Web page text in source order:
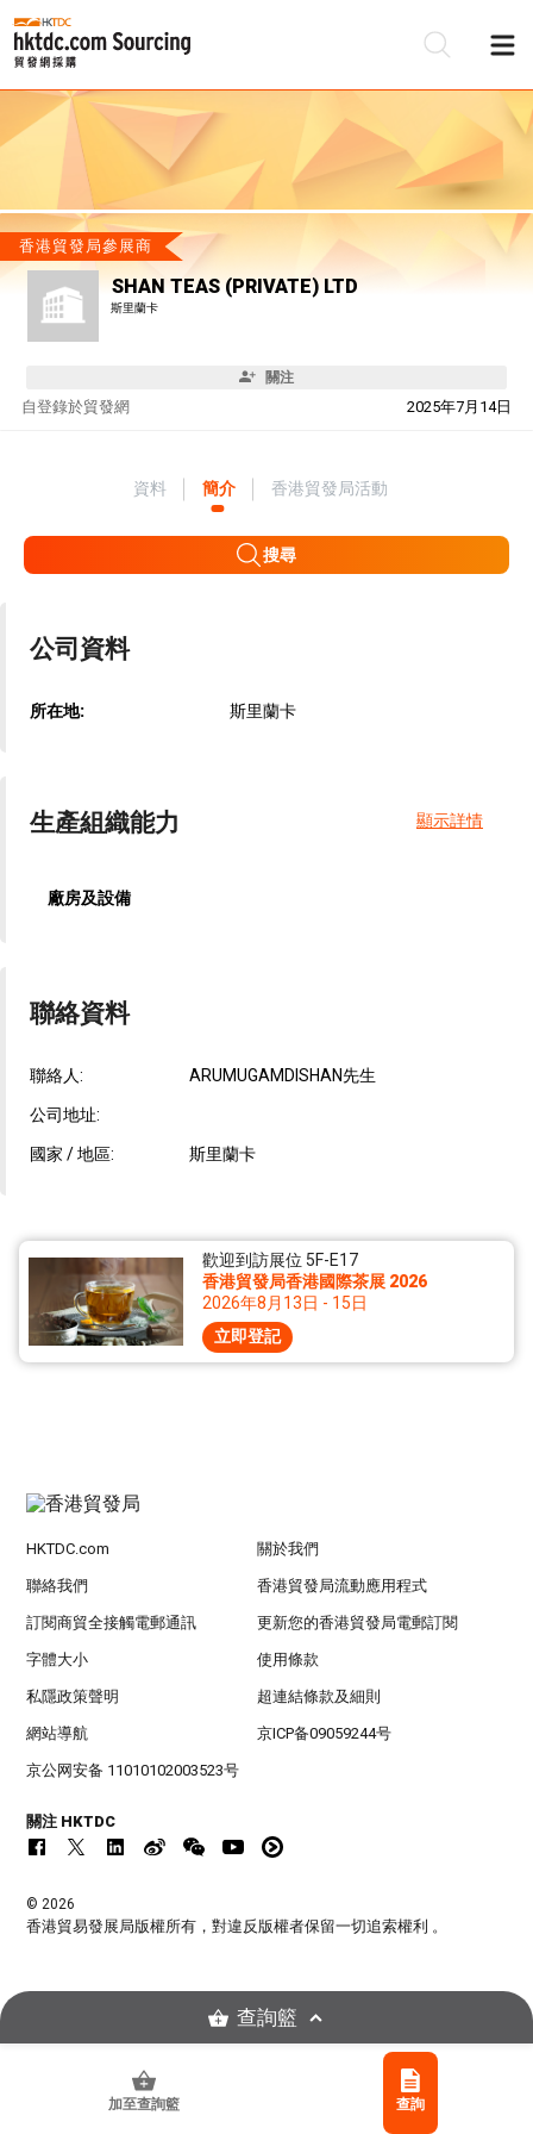
香港貿發局參展商
SHAN TEAS (PRIVATE) LTD
斯里蘭卡
關注
自 2025年7月14日
登錄於貿發網
資料 簡介 香港貿發局活動
搜尋
公司資料
所在地: 斯里蘭卡
生產組織能力 顯示詳情
廠房及設備
聯絡資料
聯絡人: ARUMUGAMDISHAN先生
公司地址:
國家 / 地區: 斯里蘭卡
歡迎到訪展位 5F-E17
香港貿發局香港國際茶展 2026
2026年8月13日 - 15日
立即登記
加至查詢籃 查詢
HKTDC.com 關於我們
聯絡我們 香港貿發局流動應用程式
訂閱商貿全接觸電郵通訊 更新您的香港貿發局電郵訂閱
字體大小 使用條款
私隱政策聲明 超連結條款及細則
網站導航 京ICP备09059244号
京公网安备 11010102003523号
關注 HKTDC
© 2026
香港貿易發展局版權所有，對違反版權者保留一切追索權利 。
查詢籃